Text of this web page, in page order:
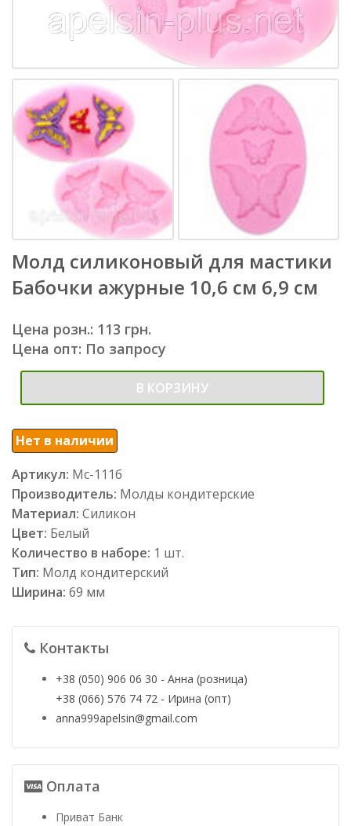
Молд силиконовый для мастики
Бабочки ажурные 10,6 см 6,9 см
Цена розн.: 113 грн.
Цена опт: По запросу
В КОРЗИНУ
Нет в наличии
Артикул: Мс-111б
Производитель: Молды кондитерские
Материал: Силикон
Цвет: Белый
Количество в наборе: 1 шт.
Тип: Молд кондитерский
Ширина: 69 мм
Контакты
+38 (050) 906 06 30 - Анна (розница)
+38 (066) 576 74 72 - Ирина (опт)
anna999apelsin@gmail.com
Оплата
Приват Банк